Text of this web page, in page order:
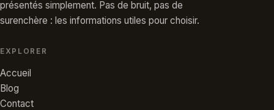
présentés simplement. Pas de bruit, pas de
surenchère : les informations utiles pour choisir.
EXPLORER
Accueil
Blog
Contact